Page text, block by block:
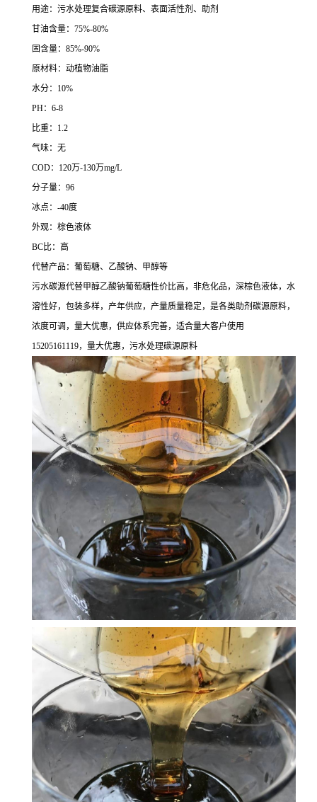
用途：污水处理复合碳源原料、表面活性剂、助剂
甘油含量：75%-80%
固含量：85%-90%
原材料：动植物油脂
水分：10%
PH：6-8
比重：1.2
气味：无
COD：120万-130万mg/L
分子量：96
冰点：-40度
外观：棕色液体
BC比：高
代替产品：葡萄糖、乙酸钠、甲醇等
污水碳源代替甲醇乙酸钠葡萄糖性价比高，非危化品，深棕色液体，水
溶性好，包装多样，产年供应，产量质量稳定，是各类助剂碳源原料，
浓度可调，量大优惠，供应体系完善，适合量大客户使用
15205161119，量大优惠，污水处理碳源原料